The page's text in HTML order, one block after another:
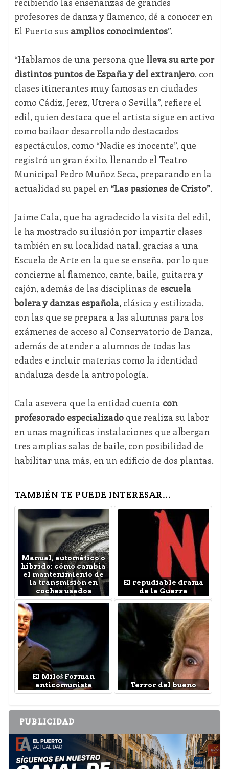
profesores de danza y flamenco, dé a conocer en
El Puerto sus amplios conocimientos”.
“Hablamos de una persona que lleva su arte por
distintos puntos de España y del extranjero, con
clases itinerantes muy famosas en ciudades
como Cádiz, Jerez, Utrera o Sevilla”, refiere el
edil, quien destaca que el artista sigue en activo
como bailaor desarrollando destacados
espectáculos, como “Nadie es inocente”, que
registró un gran éxito, llenando el Teatro
Municipal Pedro Muñoz Seca, preparando en la
actualidad su papel en “Las pasiones de Cristo”.
Jaime Cala, que ha agradecido la visita del edil,
le ha mostrado su ilusión por impartir clases
también en su localidad natal, gracias a una
Escuela de Arte en la que se enseña, por lo que
concierne al flamenco, cante, baile, guitarra y
cajón, además de las disciplinas de escuela
bolera y danzas española,clásica y estilizada,
con las que se prepara a las alumnas para los
exámenes de acceso al Conservatorio de Danza,
además de atender a alumnos de todas las
edades e incluir materias como la identidad
andaluza desde la antropología.
Cala asevera que la entidad cuenta con
profesorado especializadoque realiza su labor
en unas magníficas instalaciones que albergan
tres amplias salas de baile, con posibilidad de
habilitar una más, en un edificio de dos plantas.
TAMBIÉN TE PUEDE INTERESAR...
Manual, automático o
híbrido: cómo cambia
el mantenimiento de
la transmisión en
coches usados
El repudiable drama
de la Guerra
El Miloš Forman
anticomunista
Terror del bueno
PUBLICIDAD